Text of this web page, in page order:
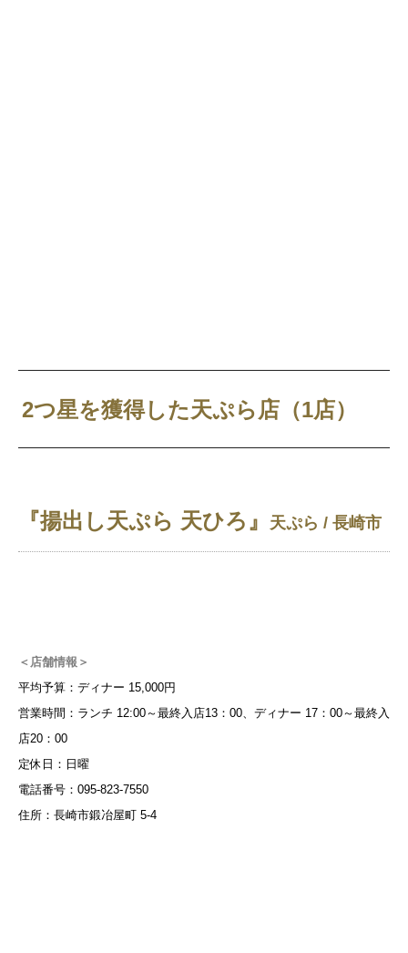
2つ星を獲得した天ぷら店（1店）
『揚出し天ぷら 天ひろ』 天ぷら / 長崎市
＜店舗情報＞
平均予算：ディナー 15,000円
営業時間：ランチ 12:00～最終入店13：00、ディナー 17：00～最終入
店20：00
定休日：日曜
電話番号：095-823-7550
住所：長崎市鍛冶屋町 5-4